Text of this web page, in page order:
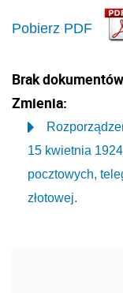
Pobierz PDF
Brak
Zmienia:
15 kwietnia
pocztowych,
złotowej.